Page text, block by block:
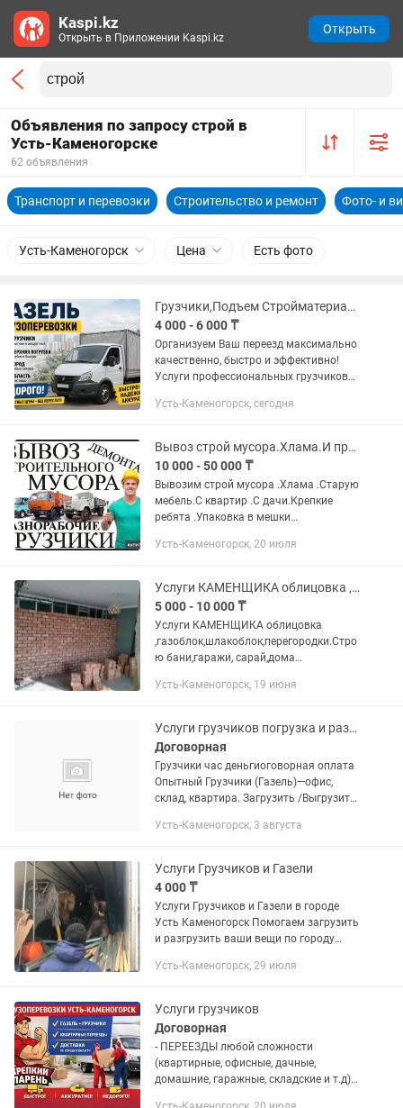
Объявления по запросу строй в
Усть-Каменогорске
62 объявления
Транспорт и перевозки Строительство и ремонт Фото- и
Усть-Каменогорск Цена Есть фото
Грузчики,Подъем Стройматериалов,Вывоз строй-мусора, Газель с грузчиками
4 000 - 6 000 ₸
Организуем Ваш переезд максимально
качественно, быстро и эффективно!
Услуги профессиональных грузчиков
4000 в час Газель по городу От 6000 в
Усть-Каменогорск, сегодня
Вывоз строй мусора.Хлама.И прочее
10 000 - 50 000 ₸
Вывозим строй мусора .Хлама .Старую
мебель.С квартир .С дачи.Крепкие
ребята .Упаковка в мешки
Газель.Камаз.Зил..Работаем 27/7 без
Усть-Каменогорск, 20 июля
Услуги КАМЕНЩИКА облицовка ,газоблок,шлакоблок,перегородки.Строю бани,гараж
5 000 - 10 000 ₸
Услуги КАМЕНЩИКА облицовка
,газоблок,шлакоблок,перегородки.Стро
ю бани,гаражи, сарай,дома
цене договоримся
Усть-Каменогорск, 19 июня
Услуги грузчиков погрузка и разгрузка строй материалов вынос мусора
Договорная
Грузчики час деньгиоговорная оплата
Опытный Грузчики (Газель)—офис,
склад, квартира. Загрузить /Выгрузить
Спустить: строй материал, дом вещи и.
Усть-Каменогорск, 3 августа
Услуги Грузчиков и Газели
4 000 ₸
Услуги Грузчиков и Газели в городе
Усть Каменогорск Помогаем загрузить
и разгрузить ваши вещи по городу
за одного человека Газель 6000 час по
Усть-Каменогорск, 29 июля
Услуги грузчиков
Договорная
- ПЕPЕEЗДЫ любой сложнoсти
(квaртиpныe, oфиcныe, дaчныe,
домашние, гарaжныe, складcкиe и т.д); -
Kaspi.kz
Открыть в Приложении Kaspi.kz
Открыть